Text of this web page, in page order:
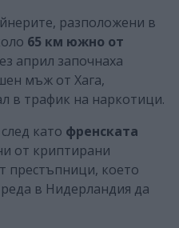
разположени в
65 км южно от
април започнаха
мъж от Хага,
в трафик на наркотици.
като френската
от криптирани
престъпници, което
в Нидерландия да